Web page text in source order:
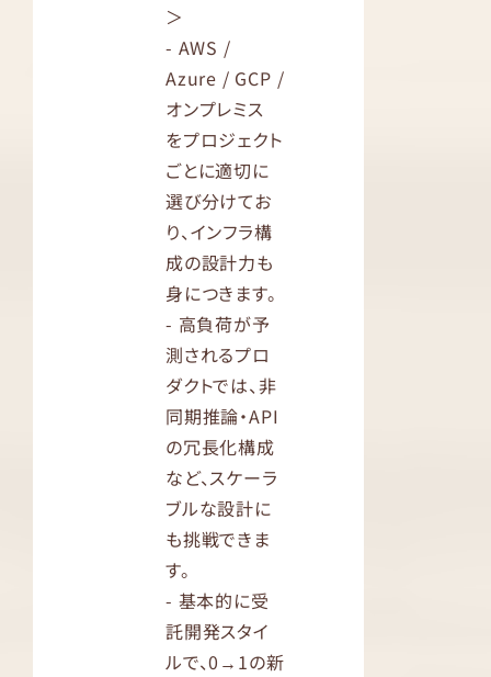
＞
- AWS /
Azure / GCP /
オンプレミス
をプロジェクト
ごとに適切に
選び分けてお
り、インフラ構
成の設計力も
身につきます。
- 高負荷が予
測されるプロ
ダクトでは、非
同期推論・API
の冗長化構成
など、スケーラ
ブルな設計に
も挑戦できま
す。
- 基本的に受
託開発スタイ
ルで、0→1の新